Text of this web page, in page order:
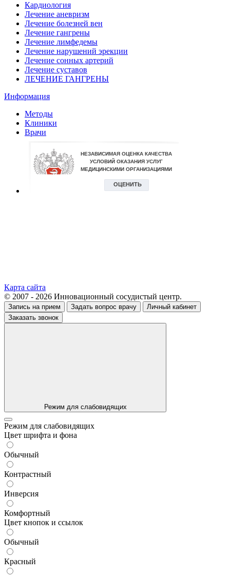
Кардиология
Лечение аневризм
Лечение болезней вен
Лечение гангрены
Лечение лимфедемы
Лечение нарушений эрекции
Лечение сонных артерий
Лечение суставов
ЛЕЧЕНИЕ ГАНГРЕНЫ
Информация
Методы
Клиники
Врачи
Карта сайта
© 2007 - 2026 Инновационный сосудистый центр.
Запись на прием Задать вопрос врачу
Личный кабинет
Заказать звонок
Режим для слабовидящих
Режим для слабовидящих
Цвет шрифта и фона
Обычный
Контрастный
Инверсия
Комфортный
Цвет кнопок и ссылок
Обычный
Красный